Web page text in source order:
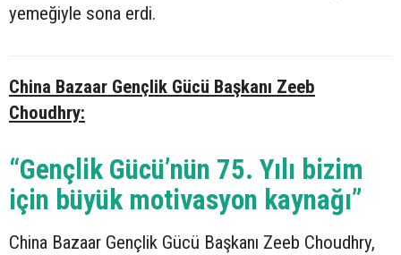
yemeğiyle sona erdi.
China Bazaar Gençlik Gücü Başkanı Zeeb
Choudhry:
“Gençlik Gücü’nün 75. Yılı bizim
için büyük motivasyon kaynağı”
China Bazaar Gençlik Gücü Başkanı Zeeb Choudhry,